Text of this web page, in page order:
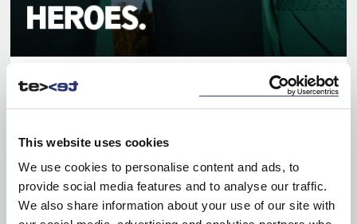
This website uses cookies
We use cookies to personalise content and ads, to
provide social media features and to analyse our traffic.
We also share information about your use of our site with
CRAFT TEAMWEAR